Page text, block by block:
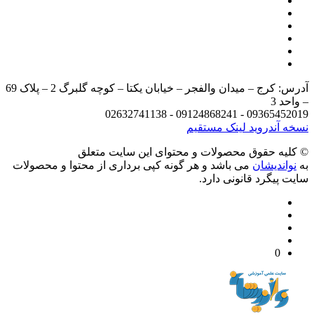
آدرس: کرج – میدان والفجر – خیابان یکتا – کوچه گلبرگ 2 – پلاک 69
3
09365452019 - 09124868241 -
آندرویدلینک مستقیم
حقوق محصولات و محتوای اين سایت متعلق
می باشد و هر گونه کپی برداری از محتوا و محصولات
پیگرد قانونی دارد.